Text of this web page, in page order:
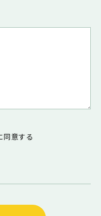
同意する